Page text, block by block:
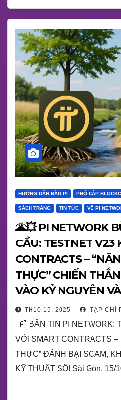
HƯỚNG DẪN ĐÀO PI PHỔ CẬP
SÁCH TRẮNG TIN TỨC VỀ PI
🌋💥 PI NETWORK
CẦU: TESTNET V23
CONTRACTS –
THỰC” CHIẾN
VÀO KỶ NGUYÊN
SỐ!TH10 15, 2025 TẠP CHÍ
📰 BẢN TIN PI NETWORK:
VỚI SMART CONTRACTS –
THỰC” ĐÁNH BẠI SCAM,
KỸ THUẬT SỐ! Sài Gòn, 15/